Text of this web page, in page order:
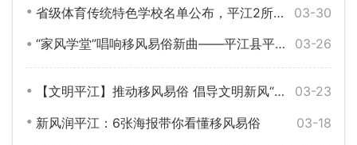
03-30
省级体育传统特色学校名单公布，平江2所上榜！
03-26
“家风学堂”唱响移风易俗新曲——平江县平安村走出乡村文明治理新路径
03-23
【文明平江】推动移风易俗 倡导文明新风“十抵制、十提倡”
03-18
新风润平江：6张海报带你看懂移风易俗